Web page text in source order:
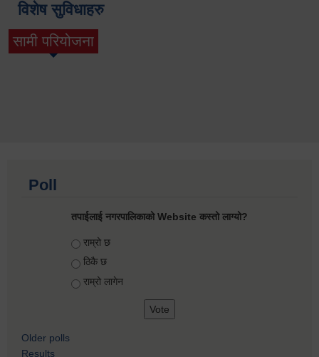
विशेष सुविधाहरु
सामी परियोजना
(active tab)
Poll
तपाईलाई नगरपालिकाको Website कस्तो लाग्यो?
Choices
राम्रो छ
ठिकै छ
राम्रो लागेन
Older polls
Results